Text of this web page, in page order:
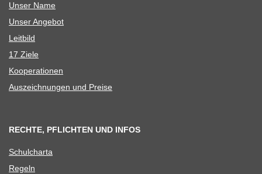
Unser Name
Unser Ange­bot
Leit­bild
17 Ziele
Koope­ra­tio­nen
Aus­zeich­nun­gen und Preise
RECHTE, PFLICHTEN UND INFOS
Schul­charta
Regeln